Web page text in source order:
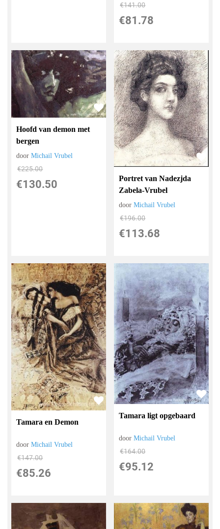
€141.00
€81.78
Hoofd van demon met
bergen
doorMichail Vrubel
€225.00
€130.50
Portret van Nadezjda
Zabela-Vrubel
doorMichail Vrubel
€196.00
€113.68
Tamara en Demon
doorMichail Vrubel
€147.00
€85.26
Tamara ligt opgebaard
doorMichail Vrubel
€164.00
€95.12